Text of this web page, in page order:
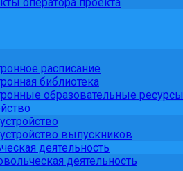
расписание
библиотека
образовательные ресурсы
выпускников
деятельность
деятельность